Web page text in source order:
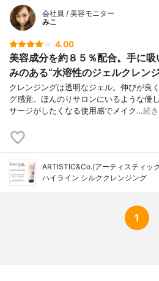
会社員 / 美容モニター
みこ
4.00
美容成分を約８５％配合。手に
みのある“水溶性のジェルクレン
クレンジングは透明なジェル。伸びが良
グ感覚。ほんのりサロンにいるような優
サージがしたくなる使用感でメイク…続
ARTISTIC&Co.(アーティスティッ
ハイライン シルククレンジング
1